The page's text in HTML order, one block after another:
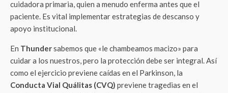
cuidadora primaria, quien a menudo enferma antes que el
paciente. Es vital implementar estrategias de descanso y
apoyo institucional.
En Thundersabemos que «le chambeamos macizo» para
cuidar a los nuestros, pero la protección debe ser integral. Así
como el ejercicio previene caídas en el Parkinson, la
Conducta Vial Quálitas (CVQ) previene tragedias en el